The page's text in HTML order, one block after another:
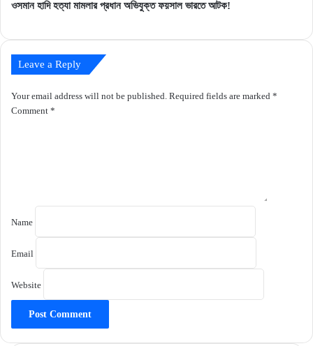
ওসমান হাদি হত্যা মামলার প্রধান অভিযুক্ত ফয়সাল ভারতে আটক!
Leave a Reply
Your email address will not be published. Required fields are marked *
Comment *
Name
Email
Website